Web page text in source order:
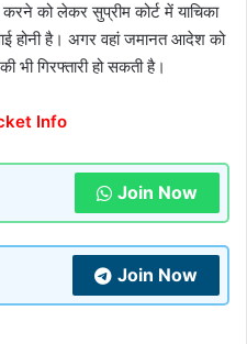
करने को लेकर सुप्रीम कोर्ट में याचिका
होनी है। अगर वहां जमानत आदेश को
भी गिरफ्तारी हो सकती है।
Info
Join Now
Join Now